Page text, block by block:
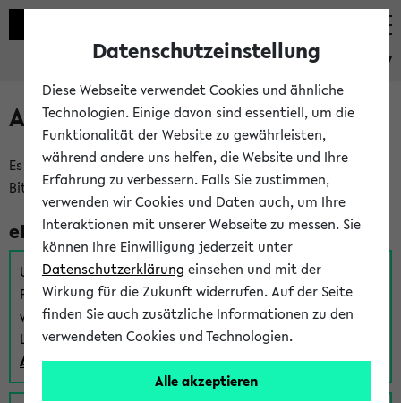
eKVV
Anmeldung am eKVV
Es gibt mehrere Möglichkeiten zur Anmeldung am eKVV.
Bitte wählen Sie die für Sie richtige aus:
eKVV für Studierende
Um sich einen Stundenplan zu erstellen und alle weiteren
Funktionen des eKVVs für Studierende zu nutzen,
verwenden Sie diesen Link zur Anmeldung über Ihr Uni
Login:
Anmeldung zum eKVV der Studierenden
Datenschutzeinstellung
Diese Webseite verwendet Cookies und ähnliche
Technologien. Einige davon sind essentiell, um die
Funktionalität der Website zu gewährleisten,
während andere uns helfen, die Website und Ihre
Erfahrung zu verbessern. Falls Sie zustimmen,
verwenden wir Cookies und Daten auch, um Ihre
Interaktionen mit unserer Webseite zu messen. Sie
können Ihre Einwilligung jederzeit unter
Datenschutzerklärung einsehen und mit der
Wirkung für die Zukunft widerrufen. Auf der Seite
finden Sie auch zusätzliche Informationen zu den
verwendeten Cookies und Technologien.
Alle akzeptieren